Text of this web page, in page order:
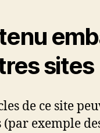
sites
de ce site
exemple